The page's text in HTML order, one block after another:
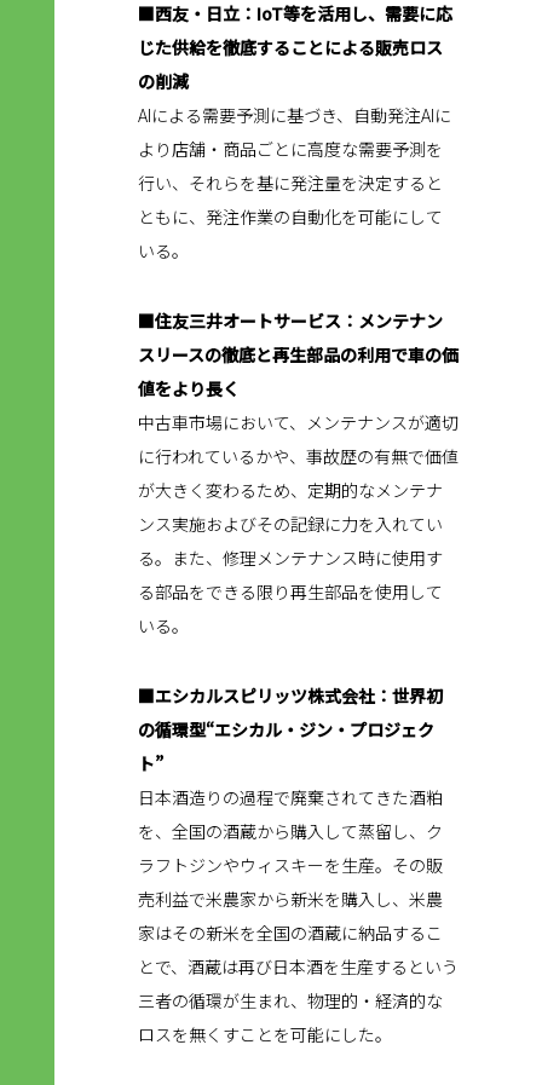
■西友・日立：IoT等を活用し、需要に応
じた供給を徹底することによる販売ロス
の削減
AIによる需要予測に基づき、自動発注AIに
より店舗・商品ごとに高度な需要予測を
行い、それらを基に発注量を決定すると
ともに、発注作業の自動化を可能にして
いる。
■住友三井オートサービス：メンテナン
スリースの徹底と再生部品の利用で車の価
値をより長く
中古車市場において、メンテナンスが適切
に行われているかや、事故歴の有無で価値
が大きく変わるため、定期的なメンテナ
ンス実施およびその記録に力を入れてい
る。また、修理メンテナンス時に使用す
る部品をできる限り再生部品を使用して
いる。
■エシカルスピリッツ株式会社：世界初
の循環型“エシカル・ジン・プロジェク
ト”
日本酒造りの過程で廃棄されてきた酒粕
を、全国の酒蔵から購入して蒸留し、ク
ラフトジンやウィスキーを生産。その販
売利益で米農家から新米を購入し、米農
家はその新米を全国の酒蔵に納品するこ
とで、酒蔵は再び日本酒を生産するという
三者の循環が生まれ、物理的・経済的な
ロスを無くすことを可能にした。